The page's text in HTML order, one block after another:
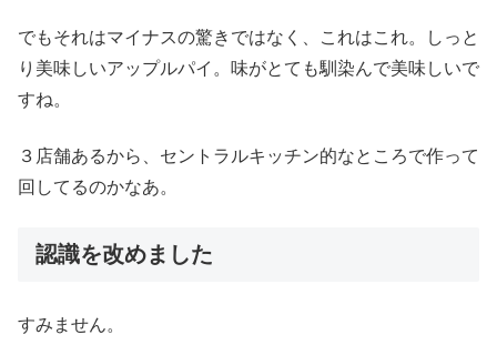
でもそれはマイナスの驚きではなく、これはこれ。しっと
り美味しいアップルパイ。味がとても馴染んで美味しいで
すね。
３店舗あるから、セントラルキッチン的なところで作って
回してるのかなあ。
認識を改めました
すみません。